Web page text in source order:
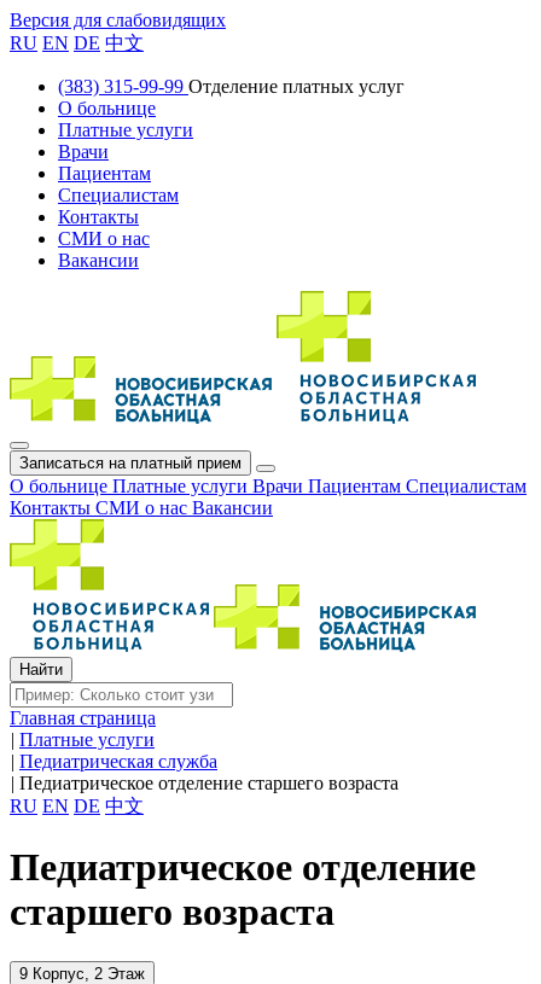
Версия для слабовидящих
RU EN DE 中文
(383) 315-99-99 Отделение платных услуг
О больнице
Платные услуги
Врачи
Пациентам
Специалистам
Контакты
СМИ о нас
Вакансии
Записаться на платный прием
О больнице Платные услуги Врачи Пациентам Специалистам
Контакты СМИ о нас Вакансии
Главная страница
| Платные услуги
| Педиатрическая служба
| Педиатрическое отделение старшего возраста
RU EN DE 中文
Педиатрическое отделение
старшего возраста
9 Корпус, 2 Этаж